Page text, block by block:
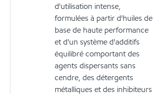
d'utilisation intense,
formulées à partir d'huiles de
base de haute performance
et d'un système d'additifs
équilibré comportant des
agents dispersants sans
cendre, des détergents
métalliques et des inhibiteurs